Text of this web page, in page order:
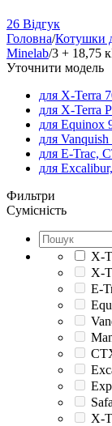
26 Відгук
Головна/Котушки
Minelab/3 + 18,75
Уточнити модель
для X-Terra
для X-Terra
для Equinox
для
для E-Trac,
для
Фильтри
Сумісність
X-
X-
E-
X-